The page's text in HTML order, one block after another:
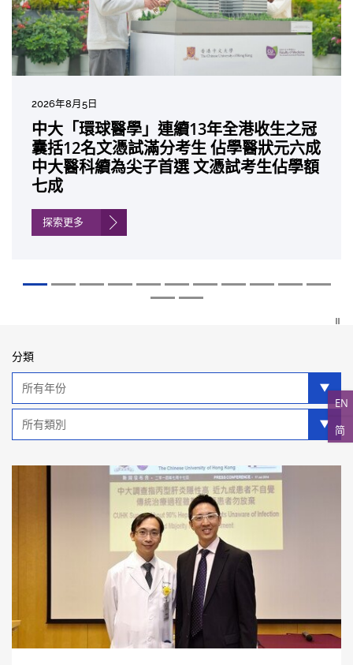
EN
简
2026年8月5日
中大「環球醫學」連續13年全港收生之冠
囊括12名文憑試滿分考生 佔學醫狀元六成
中大醫科續為尖子首選 文憑試考生佔學額
七成
探索更多
2026年7月27日
中大成立嶄新 ITECH醫療科技評估平台 推
動健康經濟分析及價值醫療
探索更多
2026年7月10日
中大研發「AI-OCT」系統助測糖尿黃斑水
腫 假陽性轉介個案銳減六成 縮短患者輪
候診症時間
2026年7月10日
中大黃秀娟教授獲頒中國工程界最高榮譽
「光華工程科技獎」 成為今屆醫藥衞生領
域唯一香港學者
2026年7月7日
中大新設「香港中文大學鳳凰獎學金」嘉
許公開試狀元 鼓勵學醫狀元走出課堂放眼
世界 裝備21世紀妙手仁醫
2026年6月29日
中大全新一站式PGT-Plus方案 精準辨識
傳統檢測中複雜基因異常「盲點」 降低人
工受孕流產及異常妊娠風險
2026年6月22日
中大發現青光眼治療新靶點 小鼠實驗證實
可恢復七成視力 有助開創嶄新神經保護療
法
2026年6月17日
中大成功拆解肝癌免疫治療耐藥性機制 揭
一種免疫細胞具「除廢餵食」新功能助癌
細胞耐藥性
2026年6月10日
中大與多名全球專家共同牽頭跨國肺癌研
究 逾半晚期ALK陽性肺癌病人七年無惡化
因特定基因異常而引起的肺癌有望變成
「慢性病」 患者可與病共存
探索更多
2026年6月5日
中大教授陳重娥獲頒「清野裕傑出領袖
獎」 成為本港首名學者榮膺亞洲糖尿病教
研最高榮譽
2026年6月2日
中大匯聚逾200位區域專家 探討私人醫療
保險如何推動全民健康覆蓋
探索更多
2026年5月19日
中大張源津醫生成首位亞洲研究員 榮獲國
際泌尿科權威獎項John K. Lattimer 講座
獎
2026年5月14日
中大取得「從實驗室到臨床應用」研究突
破 初步證實GLP-1藥物可改善嚴重中風康
復情況
分類
類
類